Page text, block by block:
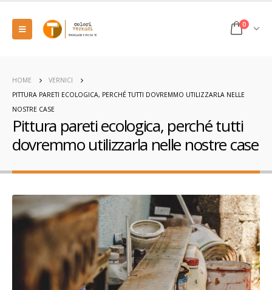
0
HOME
VERNICI
PITTURA PARETI ECOLOGICA, PERCHÉ TUTTI DOVREMMO UTILIZZARLA NELLE
NOSTRE CASE
Pittura pareti ecologica, perché tutti
dovremmo utilizzarla nelle nostre case